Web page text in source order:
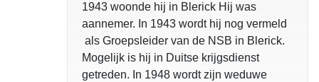
1943 woonde hij in Blerick Hij was
aannemer. In 1943 wordt hij nog vermeld
als Groepsleider van de NSB in Blerick.
Mogelijk is hij in Duitse krijgsdienst
getreden. In 1948 wordt zijn weduwe